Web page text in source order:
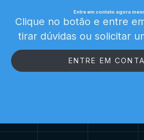
Entre em contato agora
Clique no botão e entre
tirar dúvidas ou solicitar
ENTRE EM